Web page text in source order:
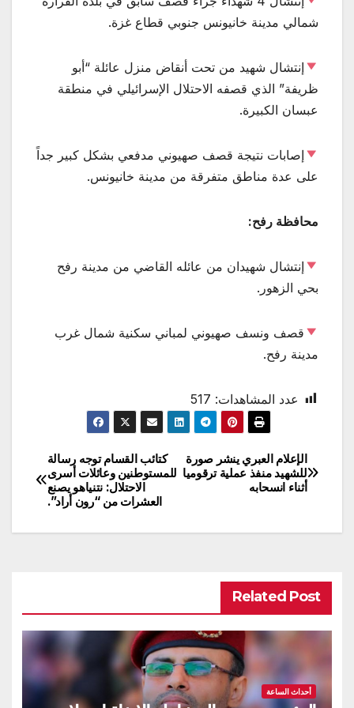
شمالي مدينة خانيونس جنوبي قطاع غزة.
إنتشال شهيد من تحت أنقاض منزل عائلة “أبو
ظريفة” الذي قصفه الاحتلال الإسرائيلي في منطقة
عبسان الكبيرة.
إصابات نتيجة قصف صهيوني مدفعي بشكل كبير جداً
على عدة مناطق متفرقة من مدينة خانيونس.
محافظة رفح:
إنتشال شهيدان من عائله القاضي من مدينة رفح
بحي الزهور.
قصف ونسف صهيوني لمباني سكنية شمال غرب
مدينة رفح.
عدد المشاهدات: 517
تصفّح
المقالات
كتائب القسام توجه رسالة
للمستوطنين وعائلات أسرى
الاحتلال: نتنياهو يصنع
العشرات من “رون أراد”.
الإعلام العبري ينشر صورة
للشهيد منفذ عملية ترقوميا
أثناء انسحابه
Related Post
أحداث الساعة